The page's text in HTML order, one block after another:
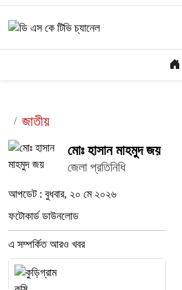
জাতীয়
মোঃ হাসান মাহমুদ জয়
জেলা প্রতিনিধি
আপডেট : বুধবার, ২০ মে ২০২৬
ফটোকার্ড ডাউনলোড
এ সম্পর্কিত আরও খবর